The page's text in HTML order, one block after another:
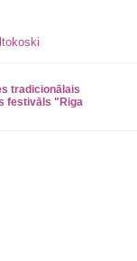
tradicionālais
festivāls "Riga